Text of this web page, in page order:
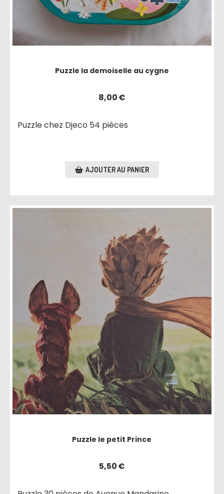
Puzzle la demoiselle au cygne
8,00€
Puzzle chez Djeco 54 pièces
AJOUTER AU PANIER
Puzzle le petit Prince
5,50€